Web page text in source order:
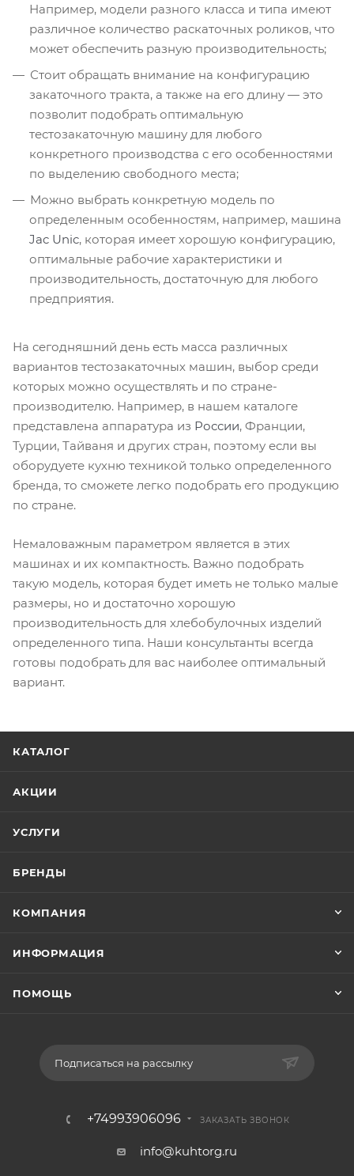
Например, модели разного класса и типа имеют
различное количество раскаточных роликов, что
может обеспечить разную производительность;
Стоит обращать внимание на конфигурацию
закаточного тракта, а также на его длину — это
позволит подобрать оптимальную
тестозакаточную машину для любого
конкретного производства с его особенностями
по выделению свободного места;
Можно выбрать конкретную модель по
определенным особенностям, например, машина
Jac Unic, которая имеет хорошую конфигурацию,
оптимальные рабочие характеристики и
производительность, достаточную для любого
предприятия.
На сегодняшний день есть масса различных
вариантов тестозакаточных машин, выбор среди
которых можно осуществлять и по стране-
производителю. Например, в нашем каталоге
представлена аппаратура из России, Франции,
Турции, Тайваня и других стран, поэтому если вы
оборудуете кухню техникой только определенного
бренда, то сможете легко подобрать его продукцию
по стране.
Немаловажным параметром является в этих
машинах и их компактность. Важно подобрать
такую модель, которая будет иметь не только малые
размеры, но и достаточно хорошую
производительность для хлебобулочных изделий
определенного типа. Наши консультанты всегда
готовы подобрать для вас наиболее оптимальный
вариант.
КАТАЛОГ
АКЦИИ
УСЛУГИ
БРЕНДЫ
КОМПАНИЯ
ИНФОРМАЦИЯ
ПОМОЩЬ
Подписаться на рассылку
+74993906096 ЗАКАЗАТЬ ЗВОНОК
info@kuhtorg.ru